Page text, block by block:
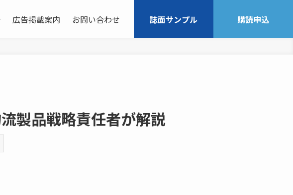
広告掲載案内 お問い合わせ 誌面サンプル 購読申込
製品戦略責任者が解説